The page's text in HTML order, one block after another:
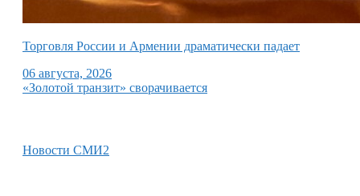
Торговля России и Армении драматически падает
06 августа, 2026
«Золотой транзит» сворачивается
Новости СМИ2